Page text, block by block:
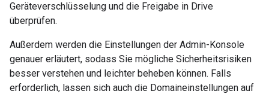
Geräteverschlüsselung und die Freigabe in Drive
überprüfen.
Außerdem werden die Einstellungen der Admin-Konsole
genauer erläutert, sodass Sie mögliche Sicherheitsrisiken
besser verstehen und leichter beheben können. Falls
erforderlich, lassen sich auch die Domaineinstellungen auf